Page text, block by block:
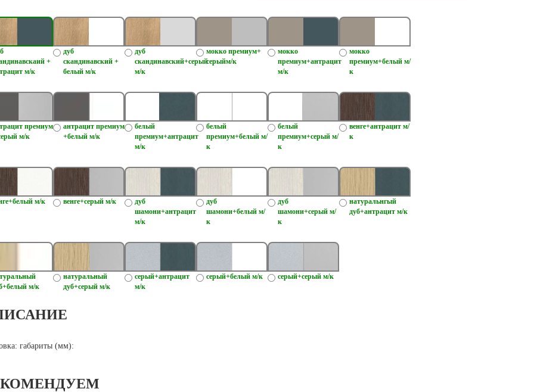
+
м/к
дуб
скандинавский +
белый м/к
дуб
скандинавский+серый
м/к
мокко премиум+
серыйм/к
мокко
премиум+антрацит
м/к
мокко
премиум+белый м/
к
премиум
м/к
антрацит премиум
+белый м/к
белый
премиум+антрацит
м/к
белый
премиум+белый м/
к
белый
премиум+серый м/
к
венге+антрацит м/
к
м/к венге+серый м/к
дуб
шамони+антрацит
м/к
дуб
шамони+белый м/
к
дуб
шамони+серый м/
к
натуральнгый
дуб+антрацит м/к
м/к
натуральный
дуб+серый м/к
серый+антрацит
м/к
серый+белый м/к серый+серый м/к
габариты (мм):